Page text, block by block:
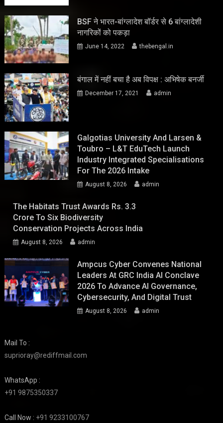
BSF ने भारत-बांग्लादेश बॉर्डर से 6 बांग्लादेशी
नागरिकों को पकड़ा
June 14, 2022 thebengal.in
बंगाल में नहीं बचा है अब विपक्ष : अभिषेक बनर्जी
December 17, 2021 admin
Galgotias University And Larsen &
Toubro – L&T EduTech Launch
Industry Integrated Specialisations
For The 2026 Intake
August 8, 2026 admin
The Habitats Trust Awards Rs. 3.3
Crore To Six Biodiversity
Conservation Projects Across India
August 8, 2026 admin
Ampcus Cyber Convenes National
Leaders At GRC India AI Conclave
2026 To Advance AI Governance,
Cybersecurity, And Digital Trust
August 8, 2026 admin
Mail To :
suprioray@rediffmail.com
WhatsApp :
+91 9875350337
Call Now : +91 9233100767